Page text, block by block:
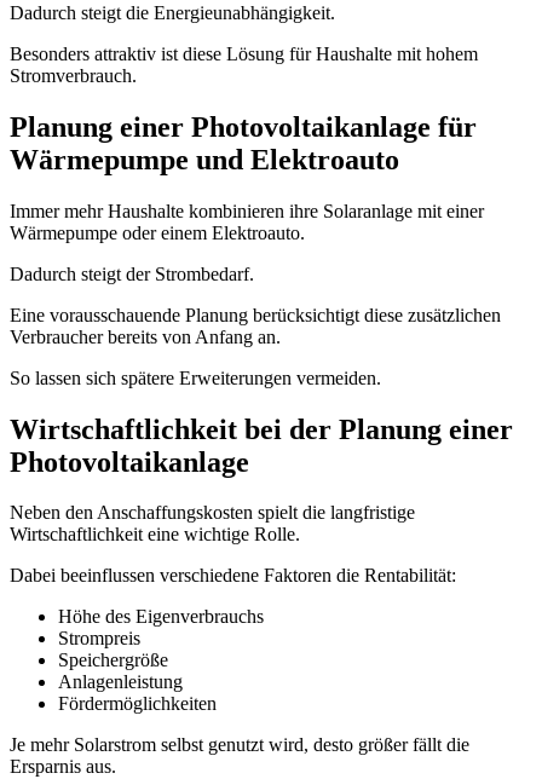
Dadurch steigt die Energieunabhängigkeit.
Besonders attraktiv ist diese Lösung für Haushalte mit hohem
Stromverbrauch.
Planung einer Photovoltaikanlage für
Wärmepumpe und Elektroauto
Immer mehr Haushalte kombinieren ihre Solaranlage mit einer
Wärmepumpe oder einem Elektroauto.
Dadurch steigt der Strombedarf.
Eine vorausschauende Planung berücksichtigt diese zusätzlichen
Verbraucher bereits von Anfang an.
So lassen sich spätere Erweiterungen vermeiden.
Wirtschaftlichkeit bei der Planung einer
Photovoltaikanlage
Neben den Anschaffungskosten spielt die langfristige
Wirtschaftlichkeit eine wichtige Rolle.
Dabei beeinflussen verschiedene Faktoren die Rentabilität:
Höhe des Eigenverbrauchs
Strompreis
Speichergröße
Anlagenleistung
Fördermöglichkeiten
Je mehr Solarstrom selbst genutzt wird, desto größer fällt die
Ersparnis aus.